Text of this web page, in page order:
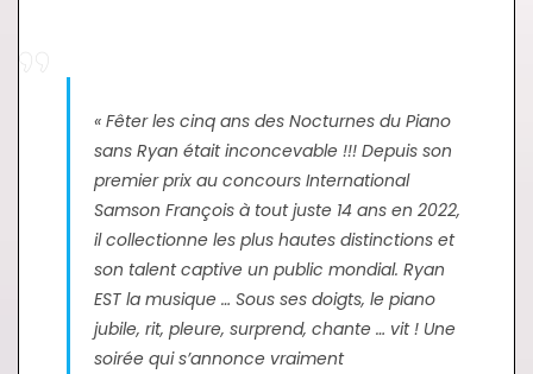
« Fêter les cinq ans des Nocturnes du Piano
sans Ryan était inconcevable !!! Depuis son
premier prix au concours International
Samson François à tout juste 14 ans en 2022,
il collectionne les plus hautes distinctions et
son talent captive un public mondial. Ryan
EST la musique … Sous ses doigts, le piano
jubile, rit, pleure, surprend, chante … vit ! Une
soirée qui s’annonce vraiment